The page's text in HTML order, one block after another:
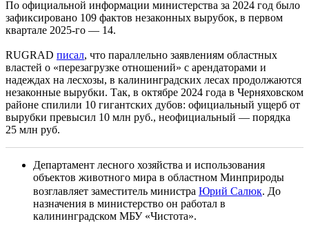
По официальной информации министерства за 2024 год было
зафиксировано 109 фактов незаконных вырубок, в первом
квартале 2025-го — 14.
RUGRAD писал, что параллельно заявлениям областных
властей о «перезагрузке отношений» с арендаторами и
надеждах на лесхозы, в калининградских лесах продолжаются
незаконные вырубки. Так, в октябре 2024 года в Черняховском
районе спилили 10 гигантских дубов: официальный ущерб от
вырубки превысил 10 млн руб., неофициальный — порядка
25 млн руб.
Департамент лесного хозяйства и использования
объектов животного мира в областном Минприроды
возглавляет заместитель министра Юрий Салюк. До
назначения в министерство он работал в
калининградском МБУ «Чистота».